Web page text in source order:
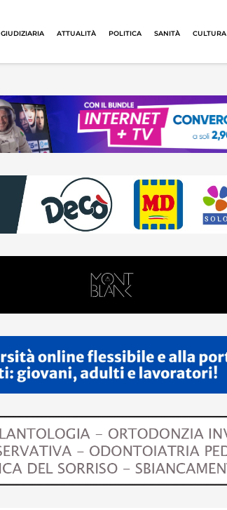
GIUDIZIARIA ATTUALITÀ POLITICA SANITÀ CULTURA